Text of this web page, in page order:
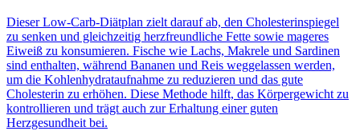
Dieser Low-Carb-Diätplan zielt darauf ab, den Cholesterinspiegel
zu senken und gleichzeitig herzfreundliche Fette sowie mageres
Eiweiß zu konsumieren. Fische wie Lachs, Makrele und Sardinen
sind enthalten, während Bananen und Reis weggelassen werden,
um die Kohlenhydrataufnahme zu reduzieren und das gute
Cholesterin zu erhöhen. Diese Methode hilft, das Körpergewicht zu
kontrollieren und trägt auch zur Erhaltung einer guten
Herzgesundheit bei.